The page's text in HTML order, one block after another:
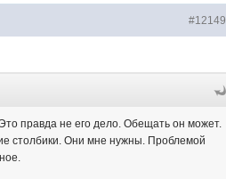
#12149
правда не его дело. Обещать он может.
столбики. Они мне нужны. Проблемой